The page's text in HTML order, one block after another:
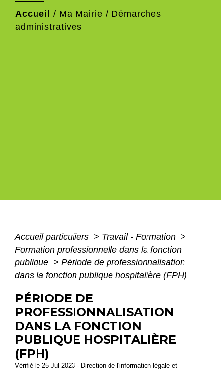
Accueil / Ma Mairie / Démarches
administratives
Accueil particuliers > Travail - Formation >
Formation professionnelle dans la fonction
publique > Période de professionnalisation
dans la fonction publique hospitalière (FPH)
PÉRIODE DE
PROFESSIONNALISATION
DANS LA FONCTION
PUBLIQUE HOSPITALIÈRE
(FPH)
Vérifié le 25 Jul 2023 - Direction de l'information légale et